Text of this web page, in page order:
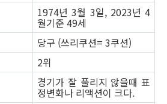
1974년 3월 3일, 2023년 4
월기준 49세
당구 (쓰리쿠션= 3쿠션)
2위
경기가 잘 풀리지 않을때 표
정변화나 리액션이 크다.